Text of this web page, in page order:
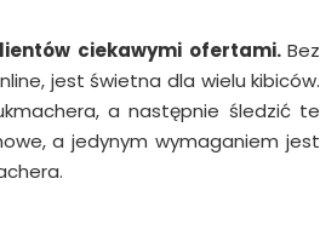
ciekawymi ofertami.Bez
jest świetna dla wielu kibiców.
a następnie śledzić te
a jedynym wymaganiem jest